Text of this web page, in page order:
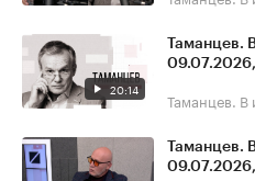
20:14
Таманцев.
09.07.2026,
Таманцев. В
Таманцев.
09.07.2026,